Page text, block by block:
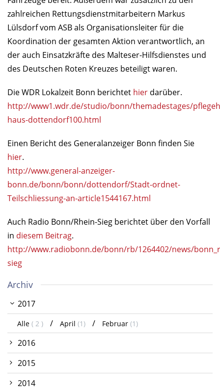
zahlreichen Rettungsdienstmitarbeitern Markus
Lülsdorf vom ASB als Organisationsleiter für die
Koordination der gesamten Aktion verantwortlich, an
der auch Einsatzkräfte des Malteser-Hilfsdienstes und
des Deutschen Roten Kreuzes beteiligt waren.
Die WDR Lokalzeit Bonn berichtet hier darüber.
http://www1.wdr.de/studio/bonn/themadestages/
haus-dottendorf100.html
Einen Bericht des Generalanzeiger Bonn finden Sie
hier.
http://www.general-anzeiger-
bonn.de/bonn/bonn/dottendorf/Stadt-ordnet-
Teilschliessung-an-article1544167.html
Auch Radio Bonn/Rhein-Sieg berichtet über den Vorfall
in diesem Beitrag.
http://www.radiobonn.de/bonn/rb/1264402/news/
sieg
Archiv
2017
Alle ( 2 ) April (1) Februar (1)
2016
2015
2014